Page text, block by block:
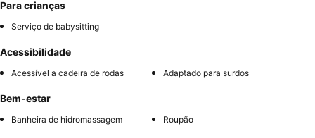
Para crianças
Serviço de babysitting
Acessibilidade
Acessível a cadeira de rodas Adaptado para surdos
Bem-estar
Banheira de hidromassagem Roupão